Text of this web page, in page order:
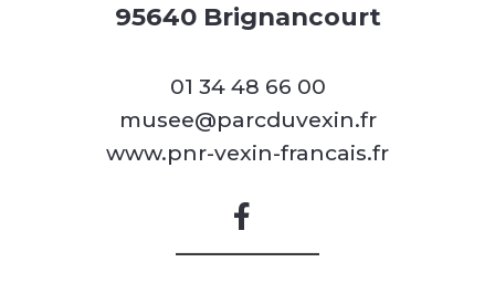
95640 Brignancourt
01 34 48 66 00
musee@parcduvexin.fr
www.pnr-vexin-francais.fr